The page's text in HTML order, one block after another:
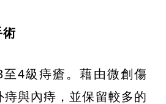
術
4級痔瘡。藉由微創傷
痔與內痔，並保留較多的